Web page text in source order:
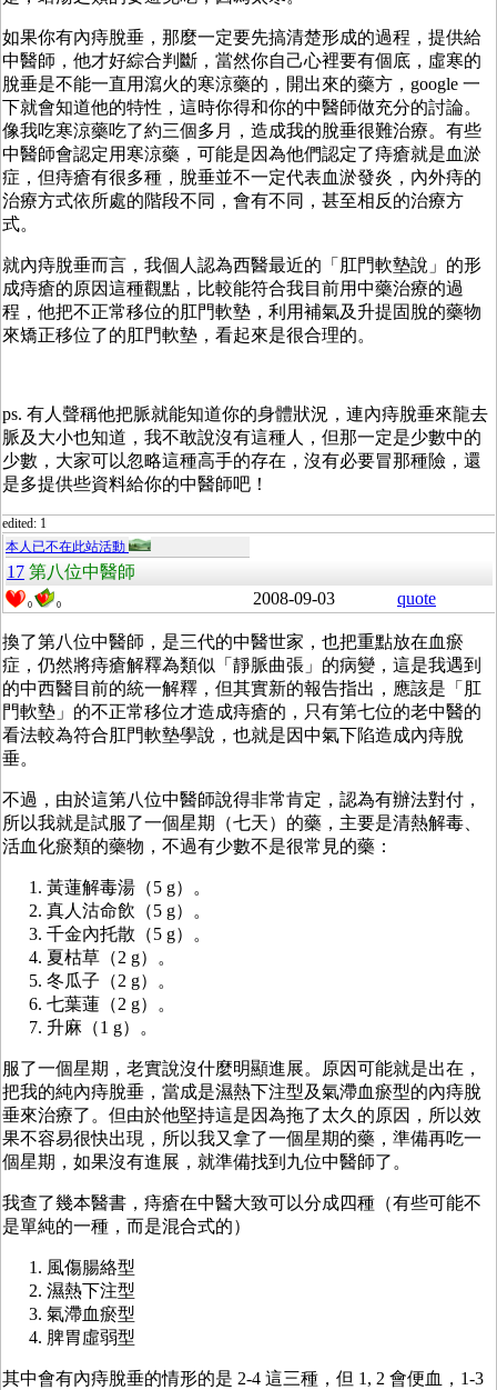
如果你有內痔脫垂，那麼一定要先搞清楚形成的過程，提供給
中醫師，他才好綜合判斷，當然你自己心裡要有個底，虛寒的
脫垂是不能一直用瀉火的寒涼藥的，開出來的藥方，google 一
下就會知道他的特性，這時你得和你的中醫師做充分的討論。
像我吃寒涼藥吃了約三個多月，造成我的脫垂很難治療。有些
中醫師會認定用寒涼藥，可能是因為他們認定了痔瘡就是血淤
症，但痔瘡有很多種，脫垂並不一定代表血淤發炎，內外痔的
治療方式依所處的階段不同，會有不同，甚至相反的治療方
式。
就內痔脫垂而言，我個人認為西醫最近的「肛門軟墊說」的形
成痔瘡的原因這種觀點，比較能符合我目前用中藥治療的過
程，他把不正常移位的肛門軟墊，利用補氣及升提固脫的藥物
來矯正移位了的肛門軟墊，看起來是很合理的。
ps. 有人聲稱他把脈就能知道你的身體狀況，連內痔脫垂來龍去
脈及大小也知道，我不敢說沒有這種人，但那一定是少數中的
少數，大家可以忽略這種高手的存在，沒有必要冒那種險，還
是多提供些資料給你的中醫師吧！
edited: 1
本人已不在此站活動
17 第八位中醫師
0 0 2008-09-03 quote
換了第八位中醫師，是三代的中醫世家，也把重點放在血瘀
症，仍然將痔瘡解釋為類似「靜脈曲張」的病變，這是我遇到
的中西醫目前的統一解釋，但其實新的報告指出，應該是「肛
門軟墊」的不正常移位才造成痔瘡的，只有第七位的老中醫的
看法較為符合肛門軟墊學說，也就是因中氣下陷造成內痔脫
垂。
不過，由於這第八位中醫師說得非常肯定，認為有辦法對付，
所以我就是試服了一個星期（七天）的藥，主要是清熱解毒、
活血化瘀類的藥物，不過有少數不是很常見的藥：
黃蓮解毒湯（5 g）。
真人沽命飲（5 g）。
千金內托散（5 g）。
夏枯草（2 g）。
冬瓜子（2 g）。
七葉蓮（2 g）。
升麻（1 g）。
服了一個星期，老實說沒什麼明顯進展。原因可能就是出在，
把我的純內痔脫垂，當成是濕熱下注型及氣滯血瘀型的內痔脫
垂來治療了。但由於他堅持這是因為拖了太久的原因，所以效
果不容易很快出現，所以我又拿了一個星期的藥，準備再吃一
個星期，如果沒有進展，就準備找到九位中醫師了。
我查了幾本醫書，痔瘡在中醫大致可以分成四種（有些可能不
是單純的一種，而是混合式的）
風傷腸絡型
濕熱下注型
氣滯血瘀型
脾胃虛弱型
其中會有內痔脫垂的情形的是 2-4 這三種，但 1, 2 會便血，1-3